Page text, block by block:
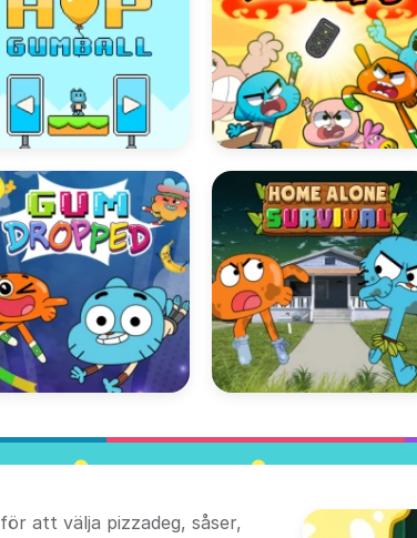
för att välja pizzadeg, såser,